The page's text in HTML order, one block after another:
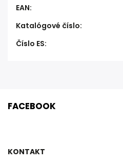
EAN:
Katalógové číslo:
Číslo ES:
FACEBOOK
KONTAKT